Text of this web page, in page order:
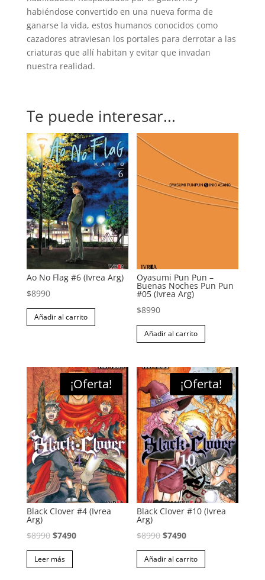
habiéndose convertido en una nueva forma de
ganarse la vida, estos humanos conocidos como
cazadores atraviesan los portales para derrotar a las
criaturas que allí habitan y evitar que invadan
nuestra realidad.
Te puede interesar...
Ao No Flag #6 (Ivrea Arg)
$8990
Añadir al carrito
Oyasumi Pun Pun –
Buenas Noches Pun Pun
#05 (Ivrea Arg)
$8990
Añadir al carrito
¡Oferta!
Black Clover #4 (Ivrea
Arg)
$8990 El
precio
original
$7490El
Leer más
¡Oferta!
Black Clover #10 (Ivrea
Arg)
$8990 El
precio
original
$7490El
precio
actual
Añadir al carrito